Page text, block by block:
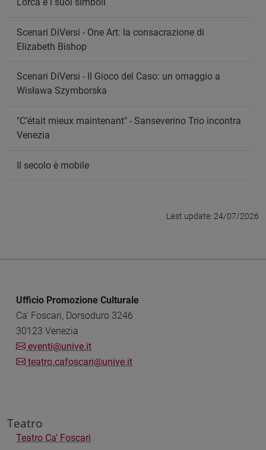
Scenari DiVersi - One Art: la consacrazione di
Elizabeth Bishop
Scenari DiVersi - Il Gioco del Caso: un omaggio a
Wisława Szymborska
"C’était mieux maintenant" - Sanseverino Trio incontra
Venezia
Il secolo è mobile
Last update: 24/07/2026
Ufficio Promozione Culturale
Ca' Foscari, Dorsoduro 3246
30123 Venezia
eventi@unive.it
teatro.cafoscari@unive.it
Teatro
Teatro Ca' Foscari